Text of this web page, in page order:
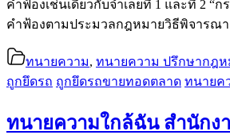
คำฟ้องเช่นเดียวกับจำเลยที่ 1 และที่ 2
คำฟ้องตามประมวลกฎหมายวิธีพิจารณ
ทนายความ, ทนายความ ปรึกษากฎห
ถูกยึดรถ ถูกยึดรถขายทอดตลาด ทนายค
ทนายความใกล้ฉัน สำนักง